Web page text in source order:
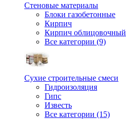
Стеновые материалы
Блоки газобетонные
Кирпич
Кирпич облицовочный
Все категории (9)
Сухие строительные смеси
Гидроизоляция
Гипс
Известь
Все категории (15)